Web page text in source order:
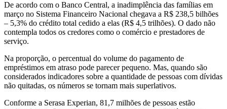
De acordo com o Banco Central, a inadimplência das famílias em
março no Sistema Financeiro Nacional chegava a R$ 238,5 bilhões
– 5,3% do crédito total cedido a elas (R$ 4,5 trilhões). O dado não
contempla todos os credores como o comércio e prestadores de
serviço.
Na proporção, o percentual do volume do pagamento de
empréstimos em atraso pode parecer pequeno. Mas, quando são
considerados indicadores sobre a quantidade de pessoas com dívidas
não quitadas, os números se tornam mais superlativos.
Conforme a Serasa Experian, 81,7 milhões de pessoas estão